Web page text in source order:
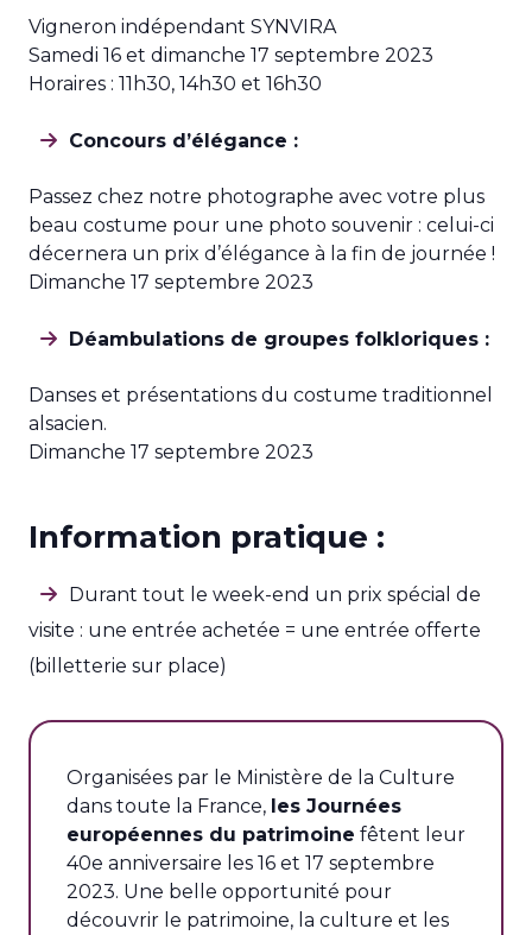
Vigneron indépendant SYNVIRA
Samedi 16 et dimanche 17 septembre 2023
Horaires : 11h30, 14h30 et 16h30
Concours d’élégance :
Passez chez notre photographe avec votre plus
beau costume pour une photo souvenir : celui-ci
décernera un prix d’élégance à la fin de journée !
Dimanche 17 septembre 2023
Déambulations de groupes folkloriques :
Danses et présentations du costume traditionnel
alsacien.
Dimanche 17 septembre 2023
Information pratique :
Durant tout le week-end un prix spécial de
visite : une entrée achetée = une entrée offerte
(billetterie sur place)
Organisées par le Ministère de la Culture
dans toute la France, les Journées
européennes du patrimoine fêtent leur
40e anniversaire les 16 et 17 septembre
2023. Une belle opportunité pour
découvrir le patrimoine, la culture et les